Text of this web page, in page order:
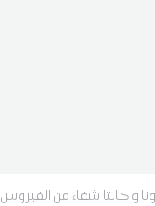
و حالتا شفاء من الفيروس